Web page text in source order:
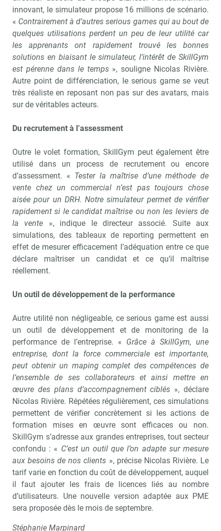
innovant, le simulateur propose 16 millions de scénario.
« Contrairement à d’autres serious games qui au bout de
quelques utilisations perdent un peu de leur utilité car
les apprenants ont rapidement trouvé les bonnes
solutions en biaisant le simulateur, l’intérêt de SkillGym
est pérenne dans le temps», souligne Nicolas Rivière.
Autre point de différenciation, le serious game se veut
très réaliste en reposant non pas sur des avatars, mais
sur de véritables acteurs.
Du recrutement à l’assessment
Outre le volet formation, SkillGym peut également être
utilisé dans un process de recrutement ou encore
d’assessment. « Tester la maîtrise d’une méthode de
vente chez un commercial n’est pas toujours chose
aisée pour un DRH. Notre simulateur permet de vérifier
rapidement si le candidat maîtrise ou non les leviers de
la vente », indique le directeur associé. Suite aux
simulations, des tableaux de reporting permettent en
effet de mesurer efficacement l’adéquation entre ce que
déclare maîtriser un candidat et ce qu’il maîtrise
réellement.
Un outil de développement de la performance
Autre utilité non négligeable, ce serious game est aussi
un outil de développement et de monitoring de la
performance de l’entreprise. « Grâce à SkillGym, une
entreprise, dont la force commerciale est importante,
peut obtenir un maping complet des compétences de
l’ensemble de ses collaborateurs et ainsi mettre en
œuvre des plans d’accompagnement ciblés », déclare
Nicolas Rivière. Répétées régulièrement, ces simulations
permettent de vérifier concrètement si les actions de
formation mises en œuvre sont efficaces ou non.
SkillGym s’adresse aux grandes entreprises, tout secteur
confondu : « C’est un outil que l’on adapte sur mesure
aux besoins de nos clients », précise Nicolas Rivière. Le
tarif varie en fonction du coût de développement, auquel
il faut ajouter les frais de licences liés au nombre
d’utilisateurs. Une nouvelle version adaptée aux PME
sera proposée dès le mois de septembre.
Stéphanie Marpinard